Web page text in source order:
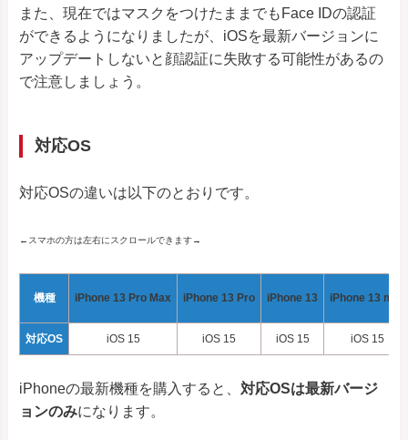
また、現在ではマスクをつけたままでもFace IDの認証
ができるようになりましたが、iOSを最新バージョンに
アップデートしないと顔認証に失敗する可能性があるの
で注意しましょう。
対応OS
対応OSの違いは以下のとおりです。
←スマホの方は左右にスクロールできます→
機種 iPhone 13 Pro Max iPhone 13 Pro iPhone 13 iPhone 13 mini
対応OS iOS 15 iOS 15 iOS 15 iOS 15
iPhoneの最新機種を購入すると、 対応OSは最新バージ
ョンのみになります。